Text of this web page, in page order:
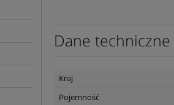
Dane techniczne
Kraj
Pojemność